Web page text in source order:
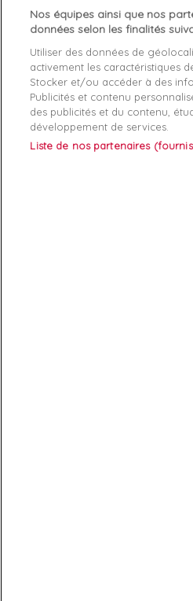
Fermeture Lacets
Démarque 20 %
Semelle
intérieure
Textile
Nos équipes ainsi que nos
données selon les finalités
Utiliser des données de
activement les caractéristiques
Stocker et/ou accéder à des
Publicités et contenu
des publicités et du contenu,
développement de services.
Liste de nos partenaires